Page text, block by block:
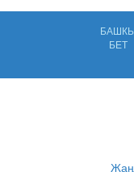
БЕТ